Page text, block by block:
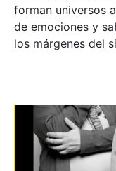
forman universos
de emociones y
los márgenes del